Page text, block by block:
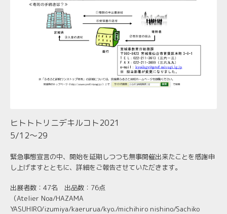
ヒトトトリニデキルコト2021
5/12～29
緊急事態宣言の中、開始を延期しつつも無事開催出来たことを感謝申
し上げますとともに、 詳細をご報告させていただきます。
出展者数：47名 出品数：76点
（Atelier Noa/HAZAMA
YASUHIRO/izumiya/kaerurua/kyo./michihiro nishino/Sachiko